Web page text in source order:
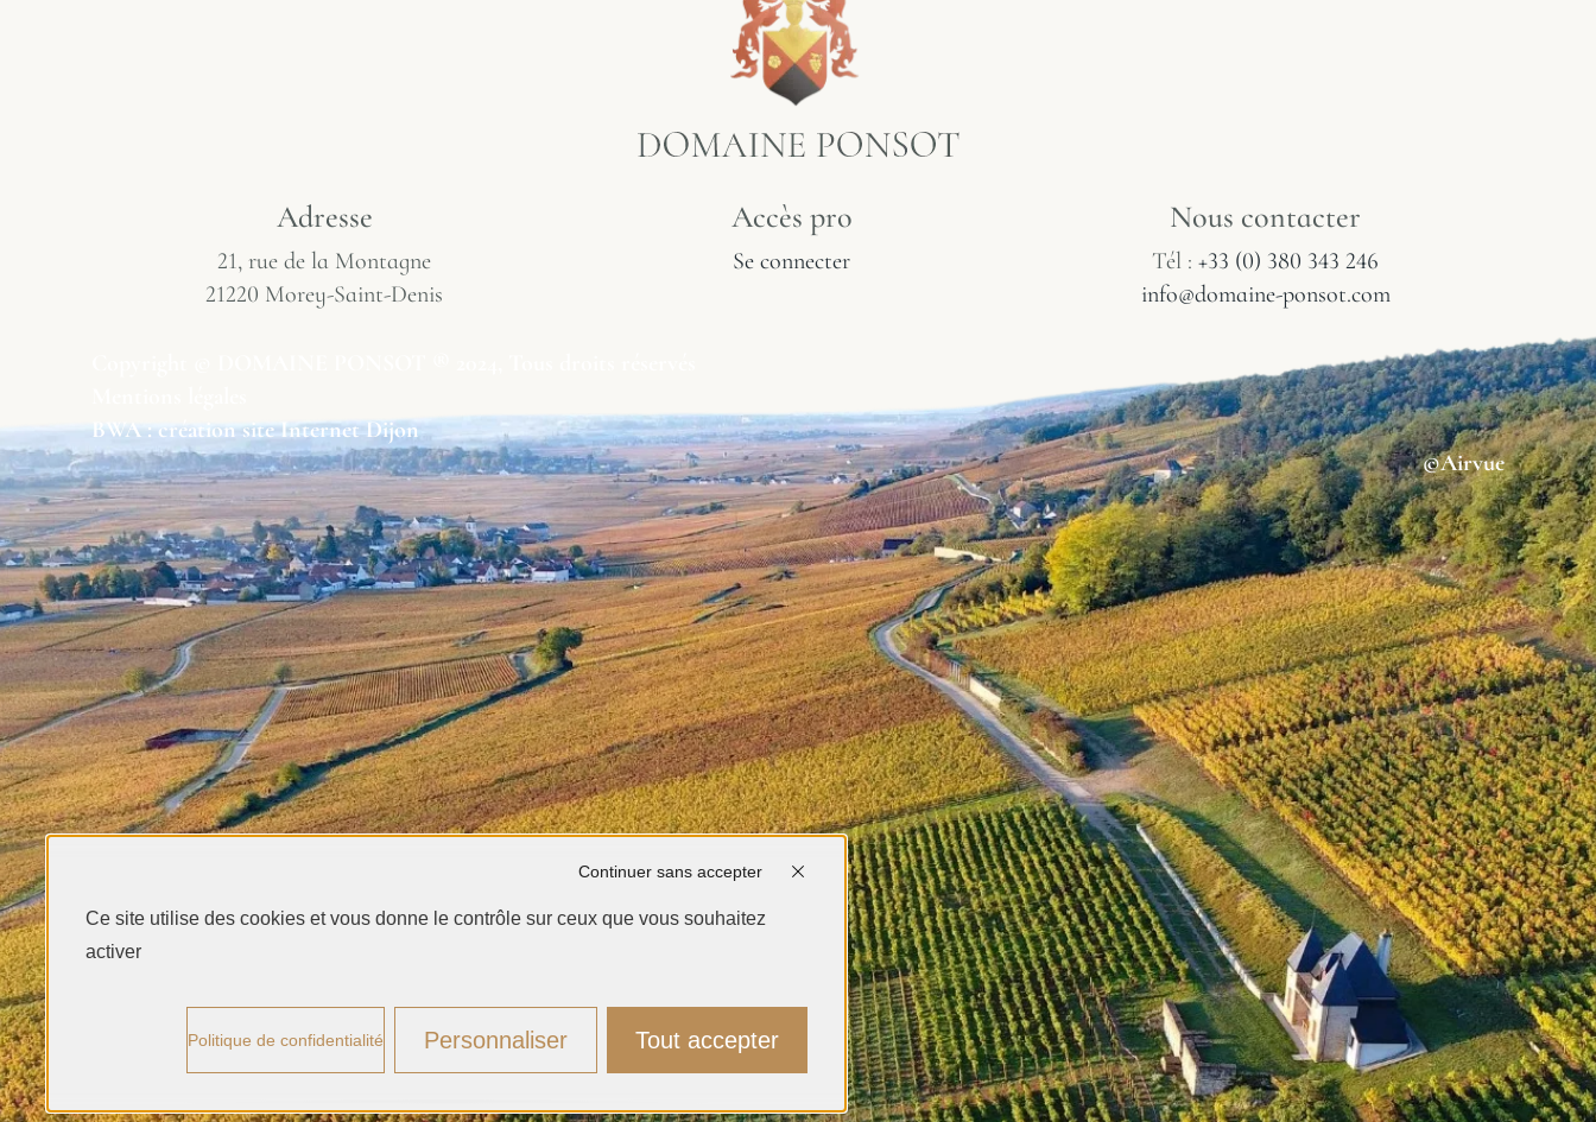
Adresse
21, rue de la Montagne
21220 Morey-Saint-Denis
Accès pro
Se connecter
Nous contacter
Tél :+33 (0) 380 343 246
info@domaine-ponsot.com
BWA : création site Internet Dijon
©Airvue
Ce site utilise des cookies et vous donne le contrôle sur ceux que vous souhaitez
activer
Tout accepter
Continuer sans accepter
Personnaliser
Politique de confidentialité